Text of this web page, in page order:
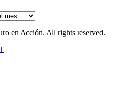
en Acción. All rights reserved.